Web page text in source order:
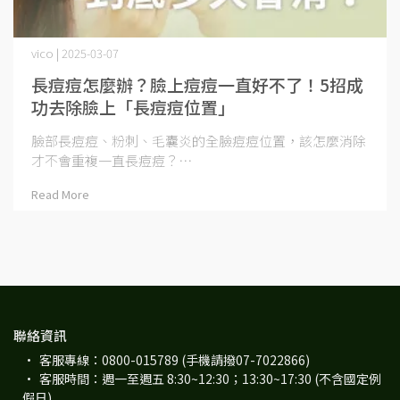
長痘痘怎麼辦？臉上痘痘一直好不了！5招成
功去除臉上「長痘痘位置」
vico | 2025-03-07
臉部長痘痘、粉刺、毛囊炎的全臉痘痘位置，該怎麼消除
才不會重複一直長痘痘？⋯
Read More
聯絡資訊
客服專線：0800-015789 (手機請撥07-7022866)
客服時間：週一至週五 8:30~12:30；13:30~17:30 (不含國定例